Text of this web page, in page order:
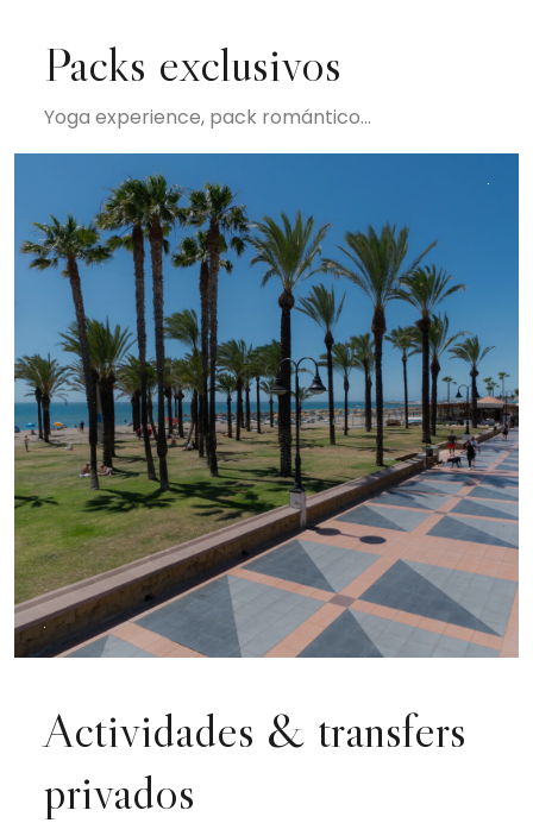
Packs exclusivos
Yoga experience, pack romántico...
Actividades & transfers
privados